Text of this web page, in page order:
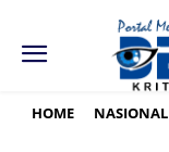
HOME NASIONAL